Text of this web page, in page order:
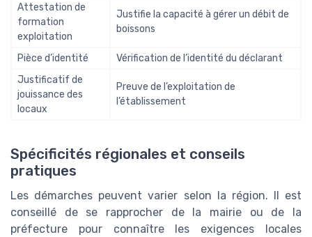
Attestation de
formation
exploitation
Justifie la capacité à gérer un débit de
boissons
Pièce d’identité
Vérification de l’identité du déclarant
Justificatif de
jouissance des
locaux
Preuve de l’exploitation de
l’établissement
Spécificités régionales et conseils
pratiques
Les démarches peuvent varier selon la région. Il est
conseillé de se rapprocher de la mairie ou de la
préfecture pour connaître les exigences locales